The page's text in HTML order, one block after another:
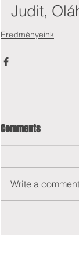
Judit,
Eredményeink
Comments
Write a